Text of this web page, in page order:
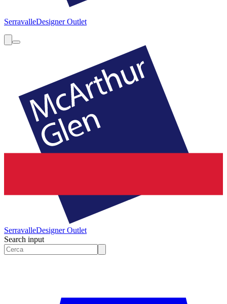
SerravalleDesigner Outlet
SerravalleDesigner Outlet
Search input